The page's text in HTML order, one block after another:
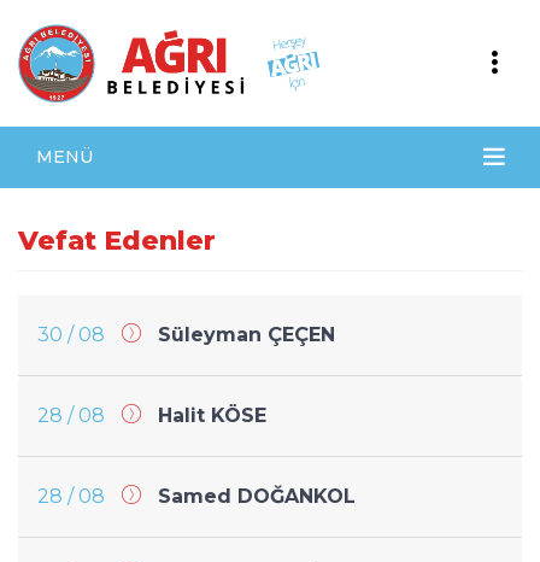
MENÜ
Vefat Edenler
30 / 08 Süleyman ÇEÇEN
28 / 08 Halit KÖSE
28 / 08 Samed DOĞANKOL